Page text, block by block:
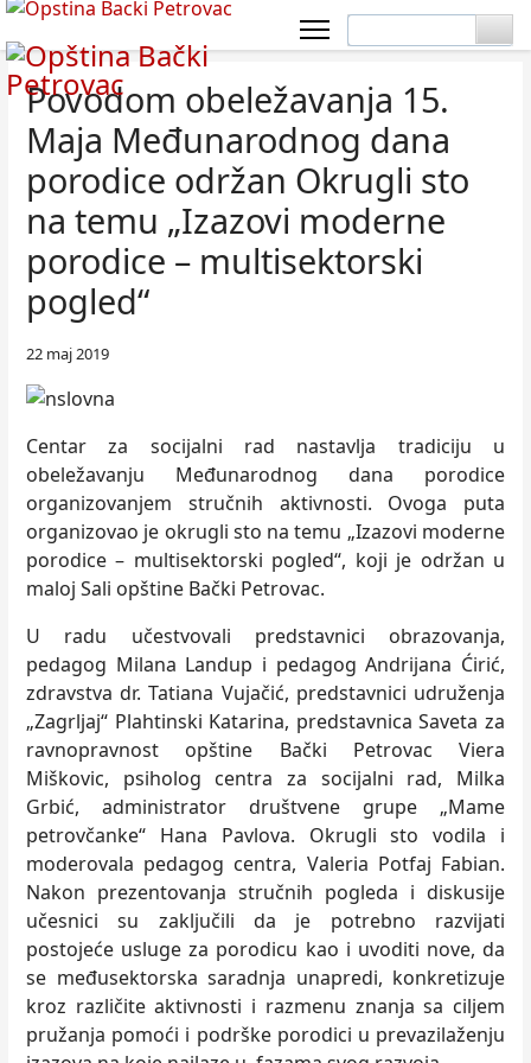
Povodom obeležavanja 15.
Maja Međunarodnog dana
porodice održan Okrugli sto
na temu „Izazovi moderne
porodice – multisektorski
pogled“
22 maj 2019
Centar za socijalni rad nastavlja tradiciju u
obeležavanju Međunarodnog dana porodice
organizovanjem stručnih aktivnosti. Ovoga puta
organizovao je okrugli sto na temu „Izazovi moderne
porodice – multisektorski pogled“, koji je održan u
maloj Sali opštine Bački Petrovac.
U radu učestvovali predstavnici obrazovanja,
pedagog Milana Landup i pedagog Andrijana Ćirić,
zdravstva dr. Tatiana Vujačić, predstavnici udruženja
„Zagrljaj“ Plahtinski Katarina, predstavnica Saveta za
ravnopravnost opštine Bački Petrovac Viera
Miškovic, psiholog centra za socijalni rad, Milka
Grbić, administrator društvene grupe „Mame
petrovčanke“ Hana Pavlova. Okrugli sto vodila i
moderovala pedagog centra, Valeria Potfaj Fabian.
Nakon prezentovanja stručnih pogleda i diskusije
učesnici su zaključili da je potrebno razvijati
postojeće usluge za porodicu kao i uvoditi nove, da
se međusektorska saradnja unapredi, konkretizuje
kroz različite aktivnosti i razmenu znanja sa ciljem
pružanja pomoći i podrške porodici u prevazilaženju